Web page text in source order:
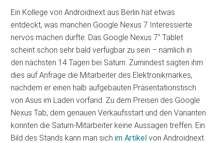
Ein Kollege von Androidnext aus Berlin hat etwas
entdeckt, was manchen Google Nexus 7 Interessierte
nervös machen dürfte. Das Google Nexus 7″ Tablet
scheint schon sehr bald verfügbar zu sein – nämlich in
den nächsten 14 Tagen bei Saturn. Zumindest sagten ihm
dies auf Anfrage die Mitarbeiter des Elektronikmarkes,
nachdem er einen halb aufgebauten Präsentationstisch
von Asus im Laden vorfand. Zu dem Preisen des Google
Nexus Tab, dem genauen Verkaufsstart und den Varianten
konnten die Saturn-Mitarbeiter keine Aussagen treffen. Ein
Bild des Stands kann man sichim Artikel von Androidnext